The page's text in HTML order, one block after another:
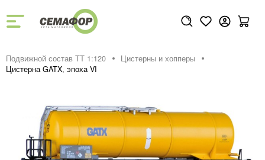
Подвижной состав ТТ 1:120
Цистерны и хопперы
Цистерна GATX, эпоха VI